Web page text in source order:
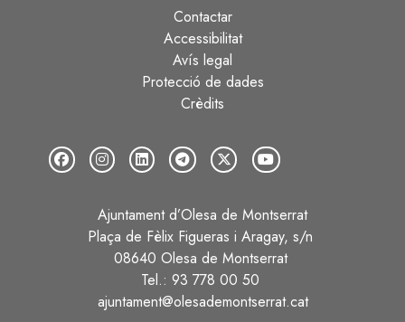
Contactar
Accessibilitat
Avís legal
Protecció de dades
Crèdits
Ajuntament d’Olesa de Montserrat
Plaça de Fèlix Figueras i Aragay, s/n
08640 Olesa de Montserrat
Tel.: 93 778 00 50
ajuntament@olesademontserrat.cat